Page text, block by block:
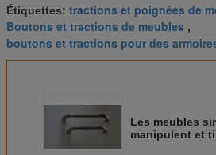
Étiquettes: tractions et poignées de
Boutons et tractions de meubles ,
boutons et tractions pour des
Les meubles
manipulent et